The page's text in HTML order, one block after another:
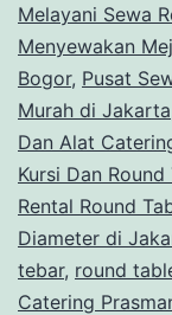
Melayani Sewa
Menyewakan
Bogor, Pusat
Murah di Jakarta
Dan Alat
Kursi Dan
Rental Round
Diameter di
tebar, round
Catering